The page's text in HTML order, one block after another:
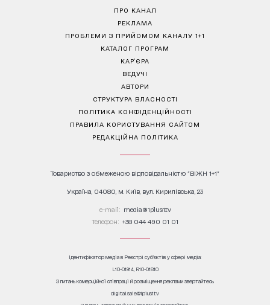
ПРО КАНАЛ
РЕКЛАМА
ПРОБЛЕМИ З ПРИЙОМОМ КАНАЛУ 1+1
КАТАЛОГ ПРОГРАМ
КАР’ЄРА
ВЕДУЧІ
АВТОРИ
СТРУКТУРА ВЛАСНОСТІ
ПОЛІТИКА КОНФІДЕНЦІЙНОСТІ
ПРАВИЛА КОРИСТУВАННЯ САЙТОМ
РЕДАКЦІЙНА ПОЛІТИКА
Товариство з обмеженою відповідальністю "ВІЖН 1+1"
Україна, 04080, м. Київ, вул. Кирилівська, 23
е-mail: media@1plus1.tv
Телефон: +38 044 490 01 01
Ідентифікатор медіа в Реєстрі суб’єктів у сфері медіа:
L10-01914, R10-01810
З питань комерційної співпраці й розміщення реклами звертайтесь
digital.sale@1plus1.tv